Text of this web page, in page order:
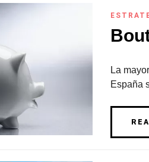
La
España